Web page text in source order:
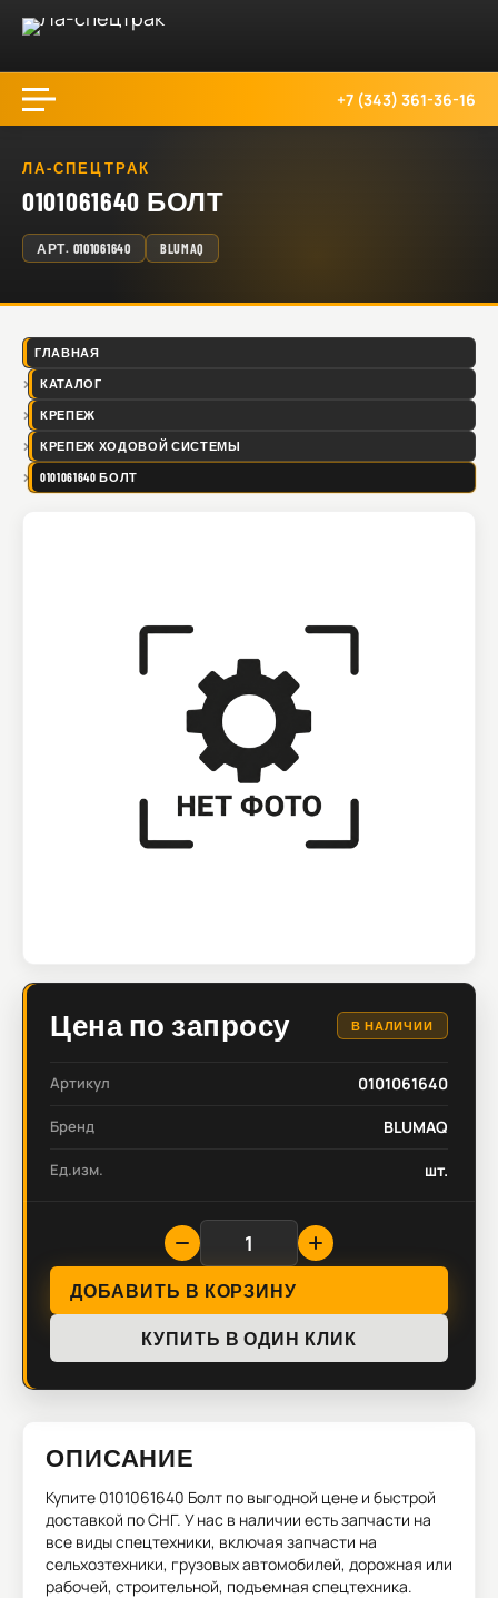
+7 (343) 361-36-16
ЛА-СПЕЦТРАК
0101061640 БОЛТ
АРТ. 0101061640 BLUMAQ
ГЛАВНАЯ
КАТАЛОГ
КРЕПЕЖ
КРЕПЕЖ ХОДОВОЙ СИСТЕМЫ
0101061640 БОЛТ
Цена по запросу В НАЛИЧИИ
Артикул 0101061640
Бренд BLUMAQ
Ед.изм. шт.
ДОБАВИТЬ В КОРЗИНУ
КУПИТЬ В ОДИН КЛИК
ОПИСАНИЕ
Купите 0101061640 Болт по выгодной цене и быстрой
доставкой по СНГ. У нас в наличии есть запчасти на
все виды спецтехники, включая запчасти на
сельхозтехники, грузовых автомобилей, дорожная или
рабочей, строительной, подъемная спецтехника.